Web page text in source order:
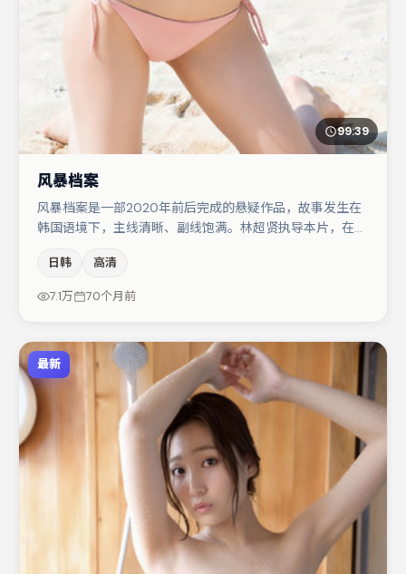
99:39
风暴档案
风暴档案是一部2020年前后完成的悬疑作品，故事发生在
韩国语境下，主线清晰、副线饱满。林超贤执导本片，在场
主演阵容包括河正宇、裴斗娜、章子怡等，角色动机前后呼
应，适合喜欢抠台词与伏笔的观众。若你偏爱强类型与清晰
日韩 高清
7.1万 70个月前
最新